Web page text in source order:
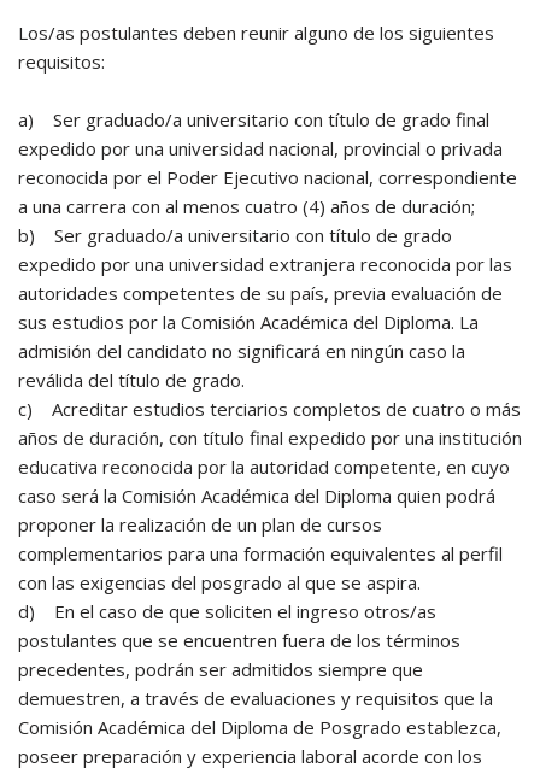
Los/as postulantes deben reunir alguno de los siguientes
requisitos:
a) Ser graduado/a universitario con título de grado final
expedido por una universidad nacional, provincial o privada
reconocida por el Poder Ejecutivo nacional, correspondiente
a una carrera con al menos cuatro (4) años de duración;
b) Ser graduado/a universitario con título de grado
expedido por una universidad extranjera reconocida por las
autoridades competentes de su país, previa evaluación de
sus estudios por la Comisión Académica del Diploma. La
admisión del candidato no significará en ningún caso la
reválida del título de grado.
c) Acreditar estudios terciarios completos de cuatro o más
años de duración, con título final expedido por una institución
educativa reconocida por la autoridad competente, en cuyo
caso será la Comisión Académica del Diploma quien podrá
proponer la realización de un plan de cursos
complementarios para una formación equivalentes al perfil
con las exigencias del posgrado al que se aspira.
d) En el caso de que soliciten el ingreso otros/as
postulantes que se encuentren fuera de los términos
precedentes, podrán ser admitidos siempre que
demuestren, a través de evaluaciones y requisitos que la
Comisión Académica del Diploma de Posgrado establezca,
poseer preparación y experiencia laboral acorde con los